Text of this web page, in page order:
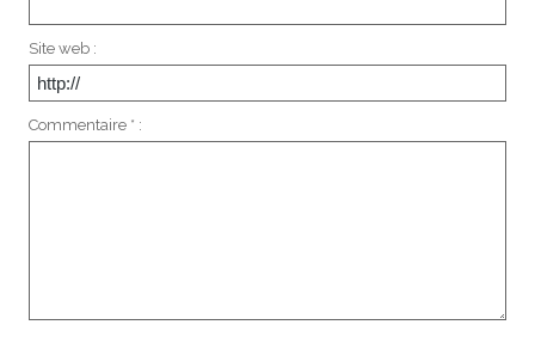
Site web :
Commentaire * :